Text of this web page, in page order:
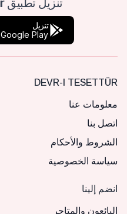
تنزيل تطبيق Devr-i Tesettür
تنزيل
Google Play
DEVR-I TESETTÜR
معلومات عنا
اتصل بنا
الشروط والأحكام
سياسة الخصوصية
انضم إلينا
البائعون والمتاجر